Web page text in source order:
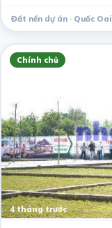
Đất nền dự án · Quốc Oai
Chính chủ
4 tháng trước